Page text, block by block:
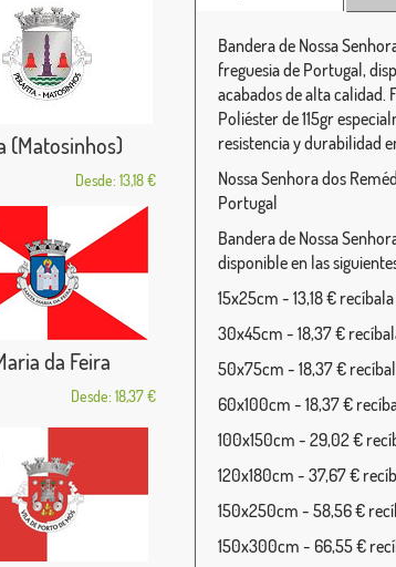
(Matosinhos)
Desde: 13,18 €
da Feira
Desde: 18,37 €
Bandera de Nossa
freguesia de Portugal,
acabados de alta calidad.
Poliéster de 115gr
resistencia y durabilidad
Nossa Senhora dos
Portugal
Bandera de Nossa
disponible en las
15x25cm - 13,18 €
30x45cm - 18,37 €
50x75cm - 18,37 €
60x100cm - 18,37 €
100x150cm - 29,02 €
120x180cm - 37,67 €
150x250cm - 58,56 €
150x300cm - 66,55 €